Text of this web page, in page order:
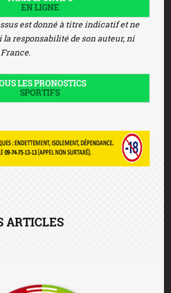
EN LIGNE
est donné à titre indicatif et ne
responsabilité de son auteur, ni
LES PRONOSTICS
SPORTIFS
ARTICLES